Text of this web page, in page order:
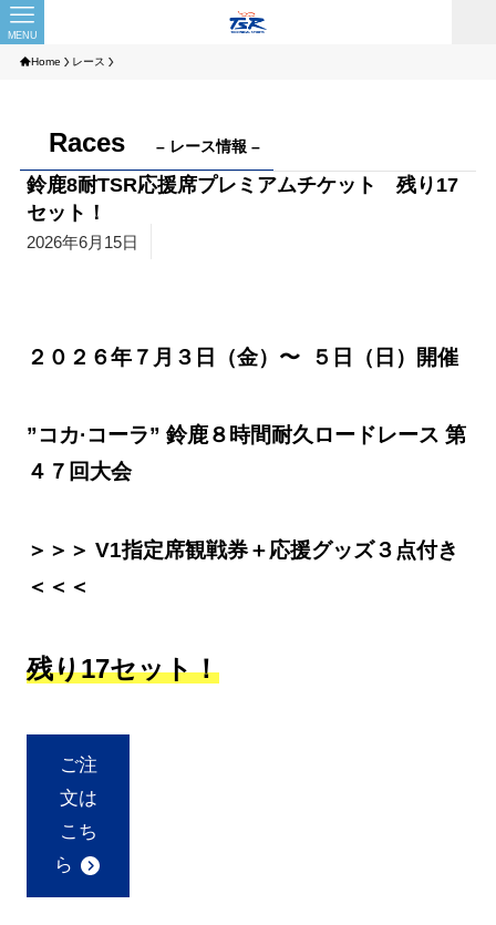
MENU
Home レース
Races – レース情報 –
鈴鹿8耐TSR応援席プレミアムチケット 残り17
セット！
2026年6月15日
２０２６年７月３日（金）〜 ５日（日）開催
”コカ·コーラ” 鈴鹿８時間耐久ロードレース 第
４７回大会
＞＞＞ V1指定席観戦券＋応援グッズ３点付き
＜＜＜
残り17セット！
ご注
文は
こち
ら